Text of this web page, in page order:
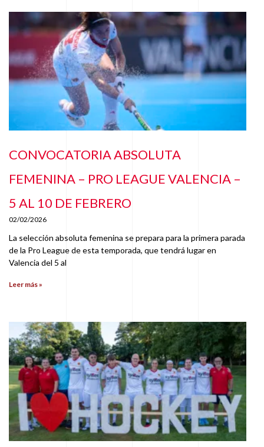
CONVOCATORIA ABSOLUTA
FEMENINA – PRO LEAGUE VALENCIA –
5 AL 10 DE FEBRERO
02/02/2026
La selección absoluta femenina se prepara para la primera parada
de la Pro League de esta temporada, que tendrá lugar en
Valencia del 5 al
Leer más »